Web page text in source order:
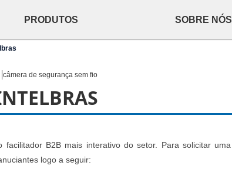
PRODUTOS SOBRE NÓS
câmera de segurança sem fio
B2B mais interativo do setor. Para solicitar uma
logo a seguir: